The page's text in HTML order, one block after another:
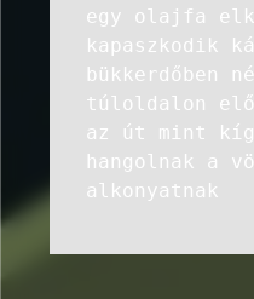
egy olajfa
kapaszkodik
bükkerdőben
túloldalon
az út mint
hangolnak a
alkonyatnak